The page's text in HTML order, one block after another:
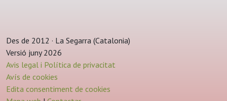
Des de 2012 · La Segarra (Catalonia)
Versió juny 2026
Avis legal i Política de privacitat
Avís de cookies
Edita consentiment de cookies